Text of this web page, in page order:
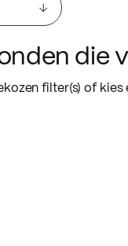
die
filter(s) of kies